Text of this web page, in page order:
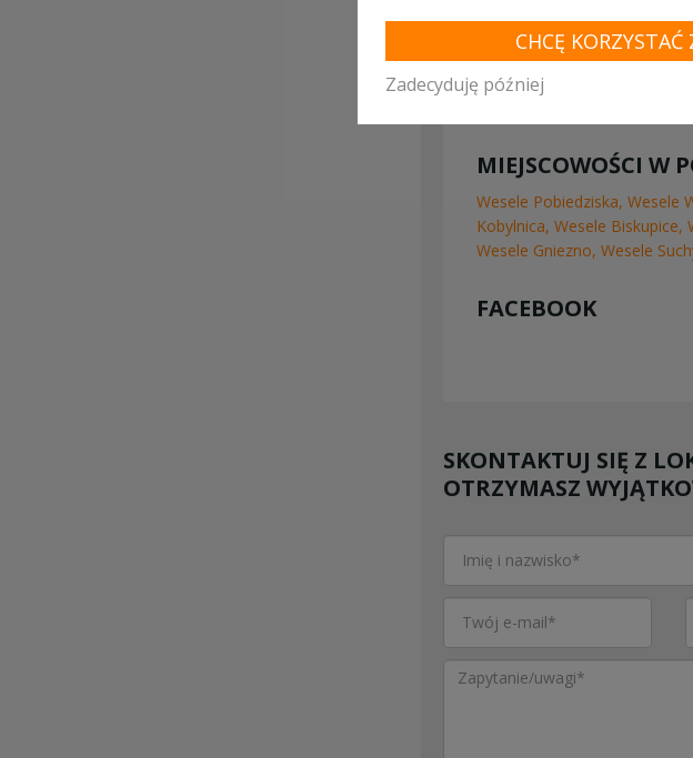
MIEJSCOWOŚCI W
Wesele Pobiedziska, Wesele
Kobylnica, Wesele Biskupice,
Wesele Gniezno, Wesele
FACEBOOK
SKONTAKTUJ SIĘ Z
OTRZYMASZ
CHCĘ
Zadecyduję później